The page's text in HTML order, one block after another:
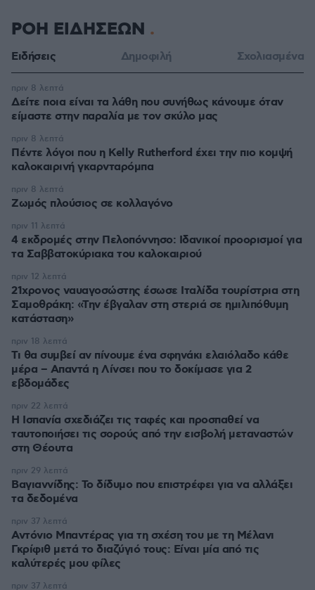
ΡΟΗ ΕΙΔΗΣΕΩΝ
Ειδήσεις Δημοφιλή Σχολιασμένα
Δείτε ποια είναι τα λάθη που συνήθως κάνουμε όταν
είμαστε στην παραλία με τον σκύλο μας
πριν 8 λεπτά
Πέντε λόγοι που η Kelly Rutherford έχει την πιο κομψή
καλοκαιρινή γκαρνταρόμπα
πριν 8 λεπτά
Ζωμός πλούσιος σε κολλαγόνο
πριν 8 λεπτά
4 εκδρομές στην Πελοπόννησο: Ιδανικοί προορισμοί για
τα Σαββατοκύριακα του καλοκαιριού
πριν 11 λεπτά
21χρονος ναυαγοσώστης έσωσε Ιταλίδα τουρίστρια στη
Σαμοθράκη: «Την έβγαλαν στη στεριά σε ημιλιπόθυμη
κατάσταση»
πριν 12 λεπτά
Τι θα συμβεί αν πίνουμε ένα σφηνάκι ελαιόλαδο κάθε
μέρα – Απαντά η Λίνσει που το δοκίμασε για 2
εβδομάδες
πριν 18 λεπτά
Η Ισπανία σχεδιάζει τις ταφές και προσπαθεί να
ταυτοποιήσει τις σορούς από την εισβολή μεταναστών
στη Θέουτα
πριν 22 λεπτά
Βαγιαννίδης: Το δίδυμο που επιστρέφει για να αλλάξει
τα δεδομένα
πριν 29 λεπτά
Αντόνιο Μπαντέρας για τη σχέση του με τη Μέλανι
Γκρίφιθ μετά το διαζύγιό τους: Είναι μία από τις
καλύτερές μου φίλες
πριν 37 λεπτά
πριν 37 λεπτά